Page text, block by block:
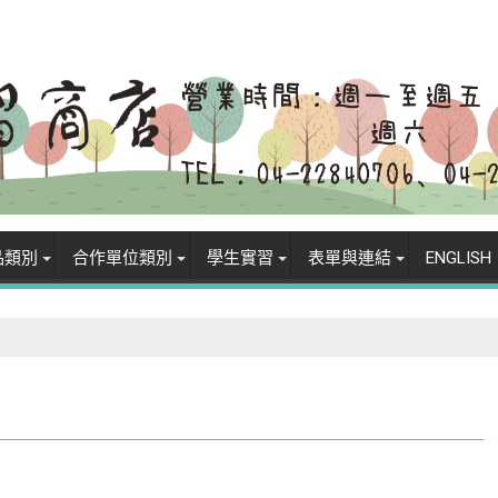
別 合作單位類別 學生實習 表單與連結 ENGLISH